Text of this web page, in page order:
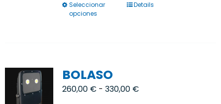
Seleccionar
opciones
Este
opciones
Details
BOLASO
260,00 € - 330,00 €Rango